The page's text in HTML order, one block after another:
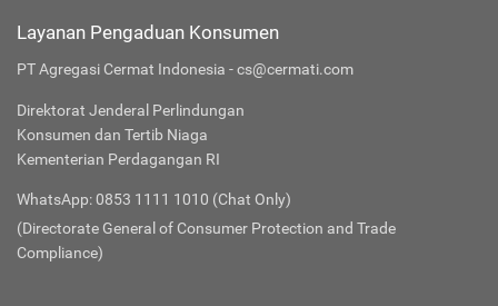
Layanan Pengaduan Konsumen
PT Agregasi Cermat Indonesia - cs@cermati.com
Direktorat Jenderal Perlindungan
Konsumen dan Tertib Niaga
Kementerian Perdagangan RI
WhatsApp: 0853 1111 1010 (Chat Only)
(Directorate General of Consumer Protection and Trade
Compliance)